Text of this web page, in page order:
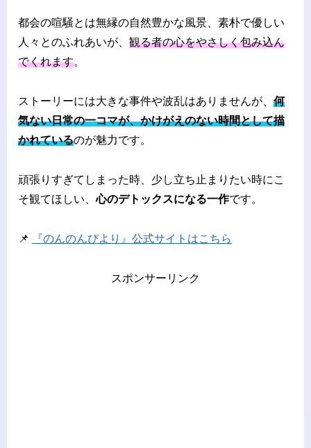
都会の喧騒とは無縁の自然豊かな風景、素朴で優しい
人々とのふれあいが、 観る者の心をやさしく包み込ん
でくれます。
ストーリーには大きな事件や波乱はありませんが、 何
気ない日常の一コマが、かけがえのない時間として描
かれているのが魅力です。
頑張りすぎてしまった時、少し立ち止まりたい時にこ
そ観てほしい、心のデトックスになる一作です。
📌 『のんのんびより』公式サイトはこちら
スポンサーリンク